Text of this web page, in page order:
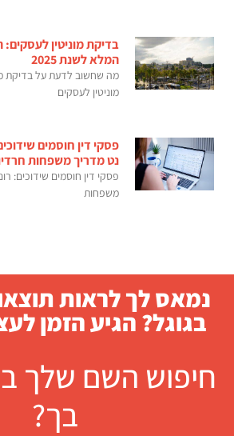
בדיקת מוניטין
המלא לשנת 2025
מה שחשוב לדעת על בדיקת
מוניטין לעסקים
פסקי דין חוסמים
נט מדריך משפחות
פסקי דין חוסמים שידוכים:
משפחות
נמאס לך לראות
בגוגל? הגיע הזמן
חיפוש השם שלך
בך?